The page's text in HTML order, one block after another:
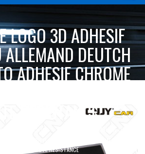
LOGO 3D ADHESIF
DEUTCH
ADHESIF CHROME
RESISTANCE
DEUTCH FLAG AUTO ADHESIF CHROME BADGE
ABS HAUTE RESISTANCE